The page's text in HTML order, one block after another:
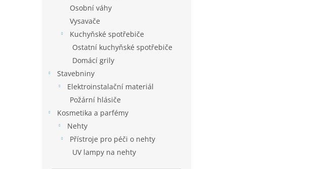
Osobní váhy
Vysavače
Kuchyňské spotřebiče
Ostatní kuchyňské spotřebiče
Domácí grily
Stavebniny
Elektroinstalační materiál
Požární hlásiče
Kosmetika a parfémy
Nehty
Přístroje pro péči o nehty
UV lampy na nehty